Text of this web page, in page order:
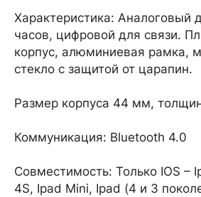
Характеристика: Аналоговый
часов, цифровой для связи.
корпус, алюминиевая рамка,
стекло с защитой от царапин.
Размер корпуса 44 мм,
Коммуникация: Bluetooth 4.0
Совместимость: Только IOS –
4S, Ipad Mini, Ipad (4 и 3